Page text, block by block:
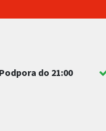
Podpora do 21:00